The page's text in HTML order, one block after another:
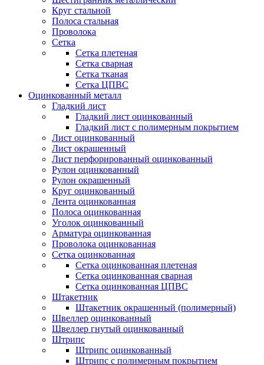
Круг стальной
Полоса стальная
Проволока
Сетка
Сетка плетеная
Сетка сварная
Сетка тканая
Сетка ЦПВС
Оцинкованный металл
Гладкий лист
Гладкий лист оцинкованный
Гладкий лист с полимерным покрытием
Лист оцинкованный
Лист окрашенный
Лист перфорированный оцинкованный
Рулон оцинкованный
Рулон окрашенный
Круг оцинкованный
Лента оцинкованная
Полоса оцинкованная
Уголок оцинкованный
Арматура оцинкованная
Проволока оцинкованная
Сетка оцинкованная
Сетка оцинкованная плетеная
Сетка оцинкованная сварная
Сетка оцинкованная ЦПВС
Штакетник
Штакетник окрашенный (полимерный)
Швеллер оцинкованный
Швеллер гнутый оцинкованный
Штрипс
Штрипс оцинкованный
Штрипс с полимерным покрытием